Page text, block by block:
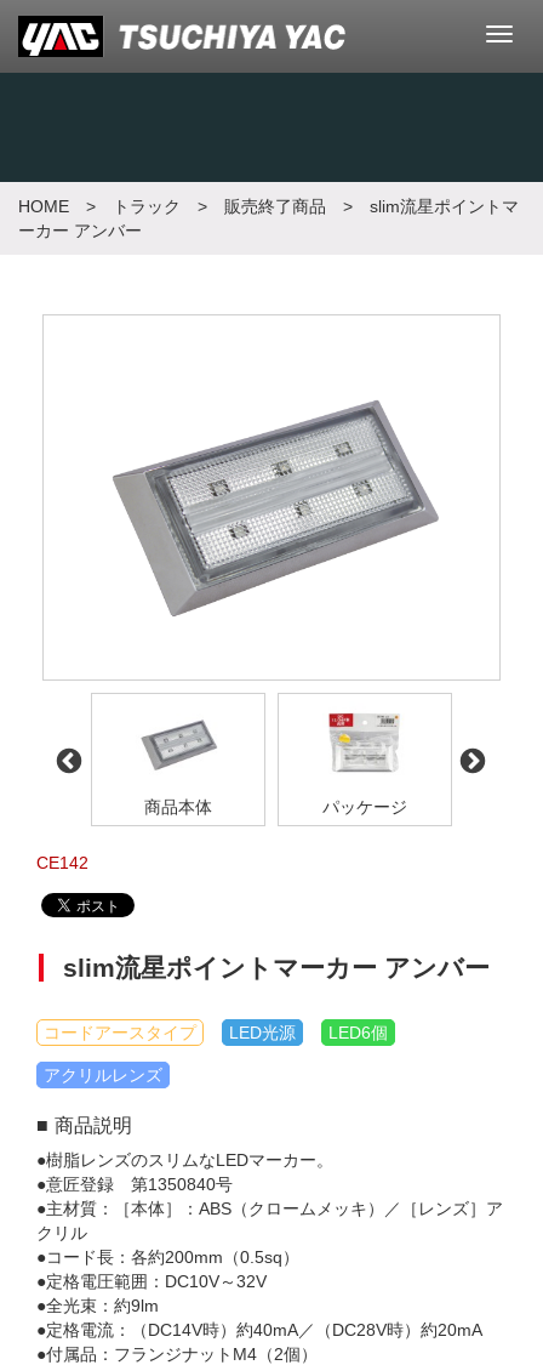
メ
HOME > トラック > 販売終了商品 > slim流星ポイントマ
ーカー アンバー
商品本体 パッケージ
CE142
slim流星ポイントマーカー アンバー
コードアースタイプ LED光源 LED6個
アクリルレンズ
商品説明
●樹脂レンズのスリムなLEDマーカー。
●意匠登録 第1350840号
●主材質：［本体］：ABS（クロームメッキ）／［レンズ］ア
クリル
●コード長：各約200mm（0.5sq）
●定格電圧範囲：DC10V～32V
●全光束：約9lm
●定格電流：（DC14V時）約40mA／（DC28V時）約20mA
●付属品：フランジナットM4（2個）